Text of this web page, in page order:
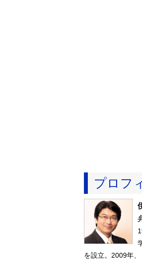
プロフ
を設立。2009年